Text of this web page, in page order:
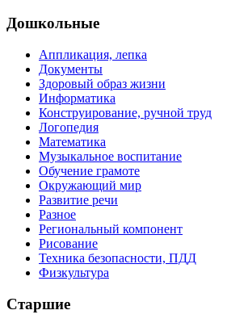
Дошкольные
Аппликация, лепка
Документы
Здоровый образ жизни
Информатика
Конструирование, ручной труд
Логопедия
Математика
Музыкальное воспитание
Обучение грамоте
Окружающий мир
Развитие речи
Разное
Региональный компонент
Рисование
Техника безопасности, ПДД
Физкультура
Старшие